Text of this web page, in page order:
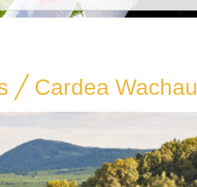
╱ Cardea Wachau